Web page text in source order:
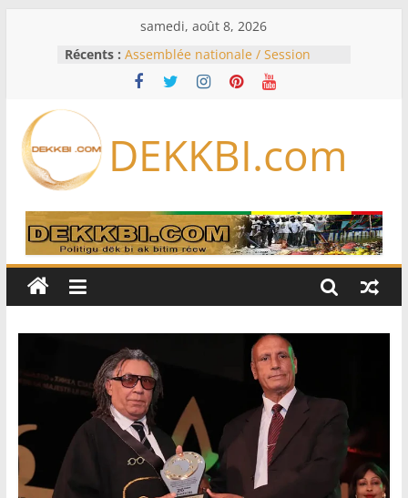
samedi, août 8, 2026
Récents : Assemblée nationale / Session
extraordinaire: Six commissions
d’enquête à l’ordre du jour ce lundi
Bénin: Patrice Talon élu président
du Sénat, moins de trois mois
Pakistan et la Turquie signent un
accord de défense
RD Congo: Kinshasa interdit les
exportations de cuivre et de cobalt
production
DEKKBI.com